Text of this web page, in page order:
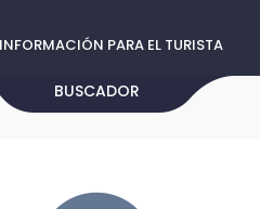
INFORMACIÓN PARA EL TURISTA
BUSCADOR